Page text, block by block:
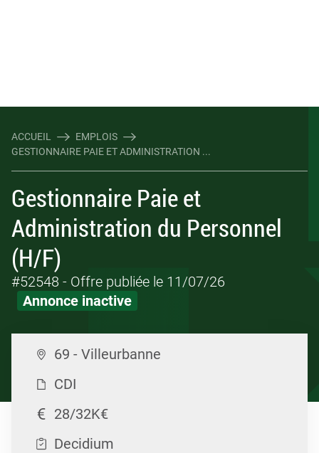
ACCUEIL
EMPLOIS
GESTIONNAIRE PAIE ET ADMINISTRATION ...
Gestionnaire Paie et
Administration du Personnel
(H/F)
#52548 - Offre publiée le 11/07/26
Annonce inactive
69 - Villeurbanne
CDI
28/32K€
Decidium